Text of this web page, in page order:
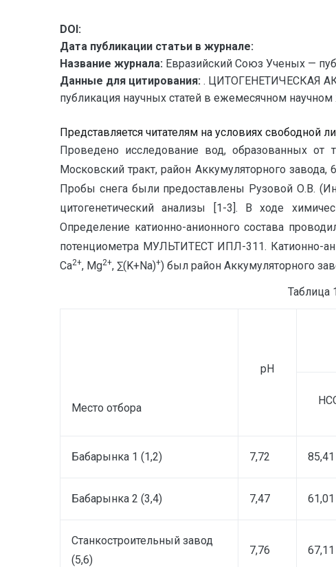
DOI:
Дата публикации статьи в журнале:
Название журнала: Евразийский Союз Ученых —
Данные для цитирования: . ЦИТОГЕНЕТИЧЕСКАЯ
публикация научных статей в ежемесячном научном
Представляется читателям на условиях свободной
Проведено исследование вод, образованных от
Московский тракт, район Аккумуляторного
Пробы снега были предоставлены Рузовой О.В.
цитогенетический анализы [1-3]. В ходе
Определение катионно-анионного состава
потенциометра МУЛЬТИТЕСТ ИПЛ-311. Катионно-
Ca2+, Mg2+, ∑(K+Na)+) был район Аккумуляторного
Таблица
Место отбора
рН
H
Бабарынка 1 (1,2) 7,72 85,41
Бабарынка 2 (3,4) 7,47 61,01
Станкостроительный завод
(5,6)
7,76 67,11